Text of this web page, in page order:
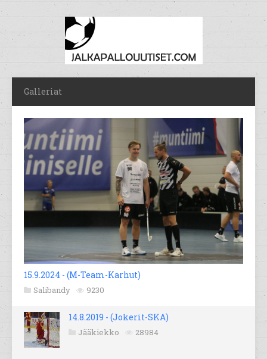
Galleriat
15.9.2024 - (M-Team-Karhut)
Salibandy 9230
14.8.2019 - (Jokerit-SKA)
Jääkiekko 28984